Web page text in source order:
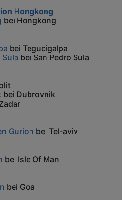
Hongkong
bei Hongkong
bei Tegucigalpa
Sula bei San Pedro Sula
bei Dubrovnik
Gurion bei Tel-aviv
bei Isle Of Man
bei Goa